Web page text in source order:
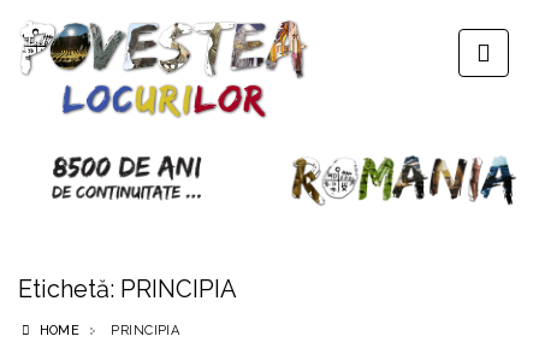
Etichetă: PRINCIPIA
HOME PRINCIPIA